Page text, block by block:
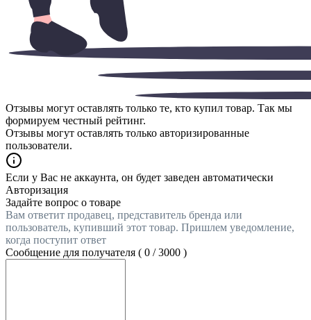
Отзывы могут оставлять только те, кто купил товар. Так мы
формируем честный рейтинг.
Отзывы могут оставлять только авторизированные
пользователи.
Если у Вас не аккаунта, он будет заведен автоматически
Авторизация
Задайте вопрос о товаре
Вам ответит продавец, представитель бренда или
пользователь, купивший этот товар. Пришлем уведомление,
когда поступит ответ
Сообщение для получателя ( 0 /3000 )